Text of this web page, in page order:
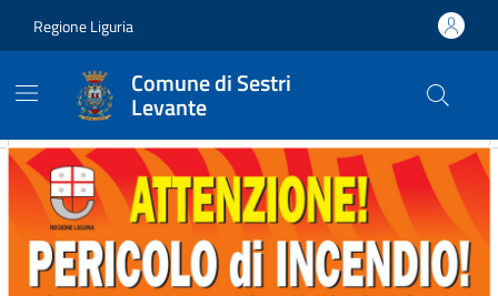
Regione Liguria
Comune di Sestri
Levante
Comune di Sestri Levante
Contenuti in evidenza
Novità in evidenza